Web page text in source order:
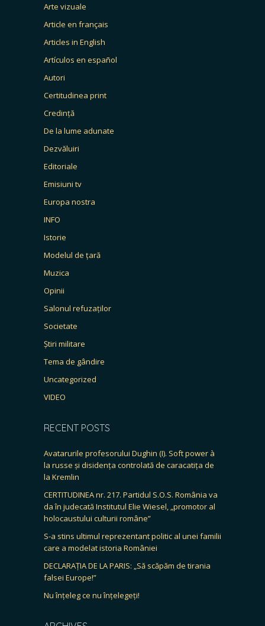
Arte vizuale
Article en français
Articles in English
Artículos en español
Autori
Certitudinea print
Credință
De la lume adunate
Dezvăluiri
Editoriale
Emisiuni tv
Europa nostra
INFO
Istorie
Modelul de țară
Muzica
Opinii
Salonul refuzaților
Societate
Știri militare
Tema de gândire
Uncategorized
VIDEO
RECENT POSTS
Avatarurile profesorului Dughin (I). Soft power à
la russe și disidența controlată de caracatița de
la Kremlin
CERTITUDINEA nr. 217. Partidul S.O.S. România va
da în judecată Institutul Elie Wiesel, „promotor al
holocaustului culturii române”
S-a stins ultimul reprezentant politic al unei familii
care a modelat istoria României
DECLARAȚIA DE LA PARIS: „Să scăpăm de tirania
falsei Europe!”
Nu înțeleg ce nu înțelegeți!